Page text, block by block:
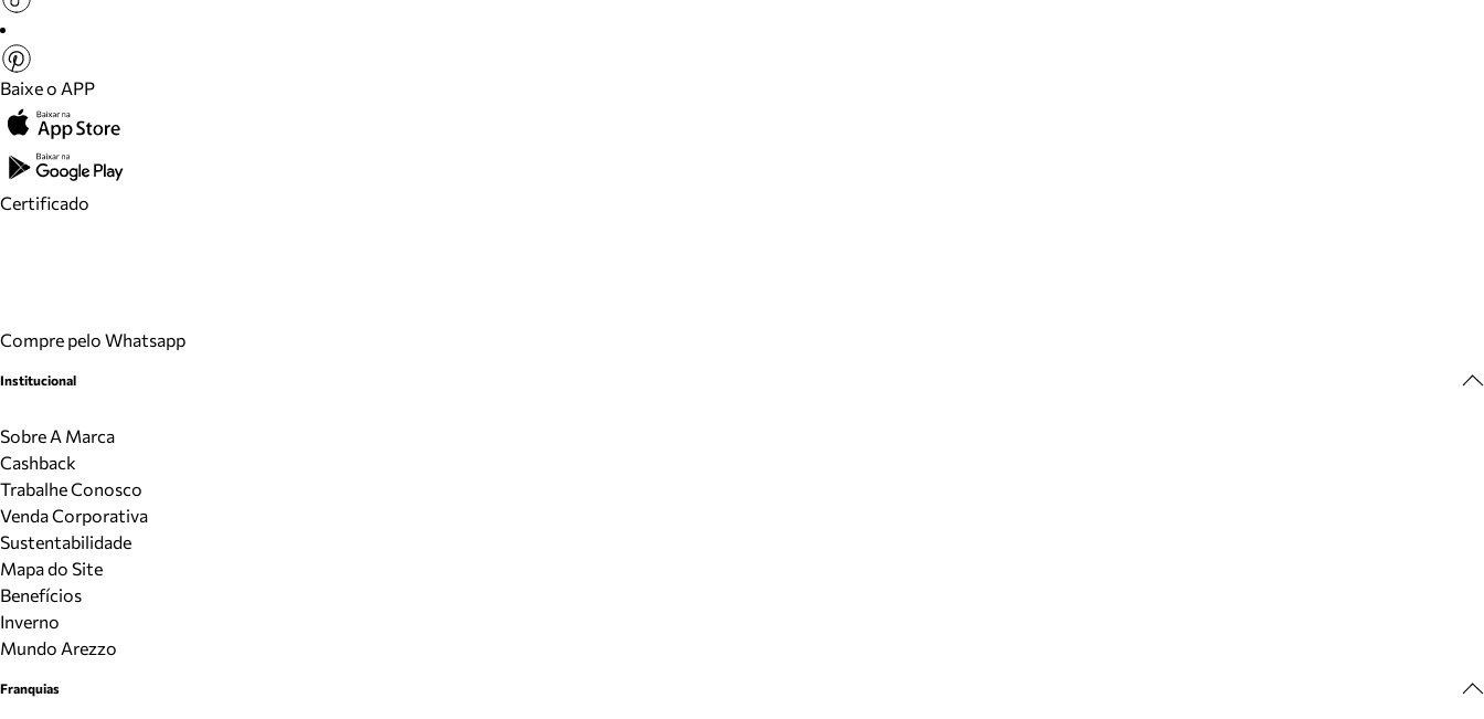
Baixe o APP
Certificado
Compre pelo Whatsapp
Institucional
Sobre A Marca
Cashback
Trabalhe Conosco
Venda Corporativa
Sustentabilidade
Mapa do Site
Benefícios
Inverno
Mundo Arezzo
Franquias